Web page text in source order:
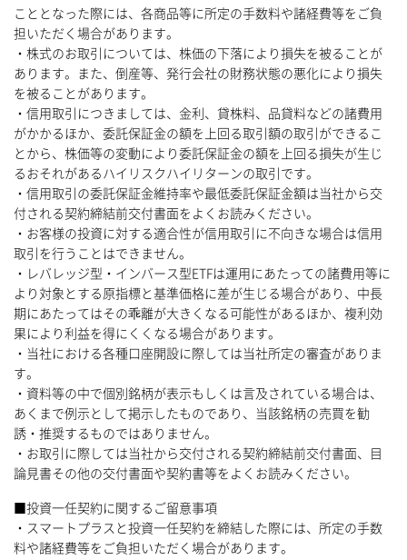
こととなった際には、各商品等に所定の手数料や諸経費等をご負
担いただく場合があります。
・株式のお取引については、株価の下落により損失を被ることが
あります。また、倒産等、発行会社の財務状態の悪化により損失
を被ることがあります。
・信用取引につきましては、金利、貸株料、品貸料などの諸費用
がかかるほか、委託保証金の額を上回る取引額の取引ができるこ
とから、株価等の変動により委託保証金の額を上回る損失が生じ
るおそれがあるハイリスクハイリターンの取引です。
・信用取引の委託保証金維持率や最低委託保証金額は当社から交
付される契約締結前交付書面をよくお読みください。
・お客様の投資に対する適合性が信用取引に不向きな場合は信用
取引を行うことはできません。
・レバレッジ型・インバース型ETFは運用にあたっての諸費用等に
より対象とする原指標と基準価格に差が生じる場合があり、中長
期にあたってはその乖離が大きくなる可能性があるほか、複利効
果により利益を得にくくなる場合があります。
・当社における各種口座開設に際しては当社所定の審査がありま
す。
・資料等の中で個別銘柄が表示もしくは言及されている場合は、
あくまで例示として掲示したものであり、当該銘柄の売買を勧
誘・推奨するものではありません。
・お取引に際しては当社から交付される契約締結前交付書面、目
論見書その他の交付書面や契約書等をよくお読みください。
■投資一任契約に関するご留意事項
・スマートプラスと投資一任契約を締結した際には、所定の手数
料や諸経費等をご負担いただく場合があります。